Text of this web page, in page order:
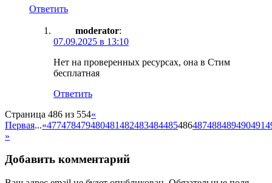
Ответить
moderator:
07.09.2025 в 13:10
Нет на проверенных ресурсах, она в Стим
бесплатная
Ответить
Страница 486 из 554«
Первая...«477478479480481482483484485486487488489490491
»
Добавить комментарий